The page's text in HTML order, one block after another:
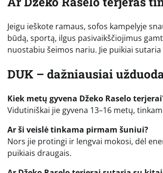
Jeigu ieškote ramaus, sofos kampelyje
būdą, sportą, ilgus pasivaikščiojimus
nuostabiu šeimos nariu. Jie puikiai
DUK – dažniausiai
Kiek metų gyvena Džeko Raselo
Vidutiniškai jie gyvena 13–16 metų,
Ar ši veislė tinkama pirmam šuniui?
Nors jie protingi ir lengvai mokosi, dėl
puikiais draugais.